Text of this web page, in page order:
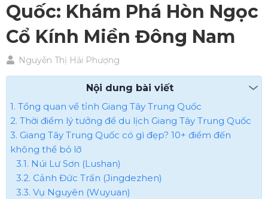
Quốc: Khám Phá Hòn Ngọc
Cổ Kính Miền Đông Nam
Nguyễn Thị Hải Phượng
Nội dung bài viết
1. Tổng quan về tỉnh Giang Tây Trung Quốc
2. Thời điểm lý tưởng để du lịch Giang Tây Trung Quốc
3. Giang Tây Trung Quốc có gì đẹp? 10+ điểm đến
không thể bỏ lỡ
3.1. Núi Lư Sơn (Lushan)
3.2. Cảnh Đức Trấn (Jingdezhen)
3.3. Vụ Nguyên (Wuyuan)